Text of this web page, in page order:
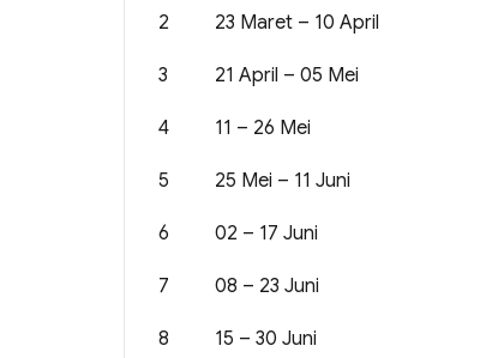
2 23 Maret – 10 April
3 21 April – 05 Mei
4 11 – 26 Mei
5 25 Mei – 11 Juni
6 02 – 17 Juni
7 08 – 23 Juni
8 15 – 30 Juni